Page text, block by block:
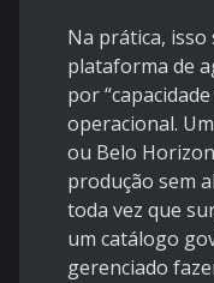
Na prática, isso
plataforma de
por
operacional.
ou Belo
produção sem
toda vez que
um catálogo
gerenciado